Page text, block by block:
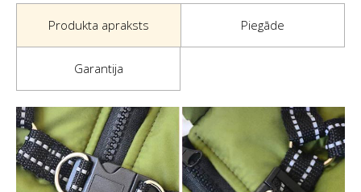
Produkta apraksts Piegāde
Garantija